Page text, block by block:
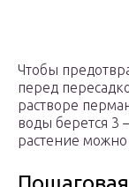
Чтобы
перед
растворе
воды берется 3
растение